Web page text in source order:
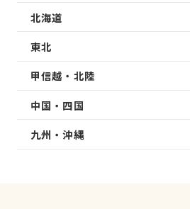
北海道
東北
甲信越・北陸
中国・四国
九州・沖縄